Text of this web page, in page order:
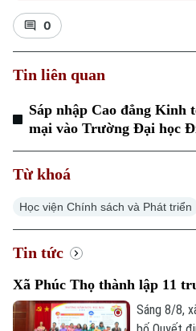
Xu hướng
0
Tin liên quan
Sáp nhập Cao đẳng Kinh
mại vào Trường Đại học
Từ khoá
Học viện Chính sách và Phát triển
Tin tức
Xã Phúc Thọ thành lập 11
Sáng 8/8,